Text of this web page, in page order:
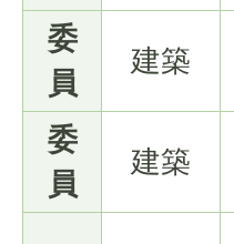
委
員
建築
委
員
建築